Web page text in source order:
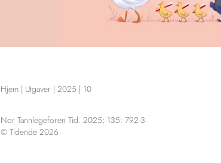
Hjem | Utgaver | 2025 | 10
Nor Tannlegeforen Tid. 2025; 135: 792-3
© Tidende 2026